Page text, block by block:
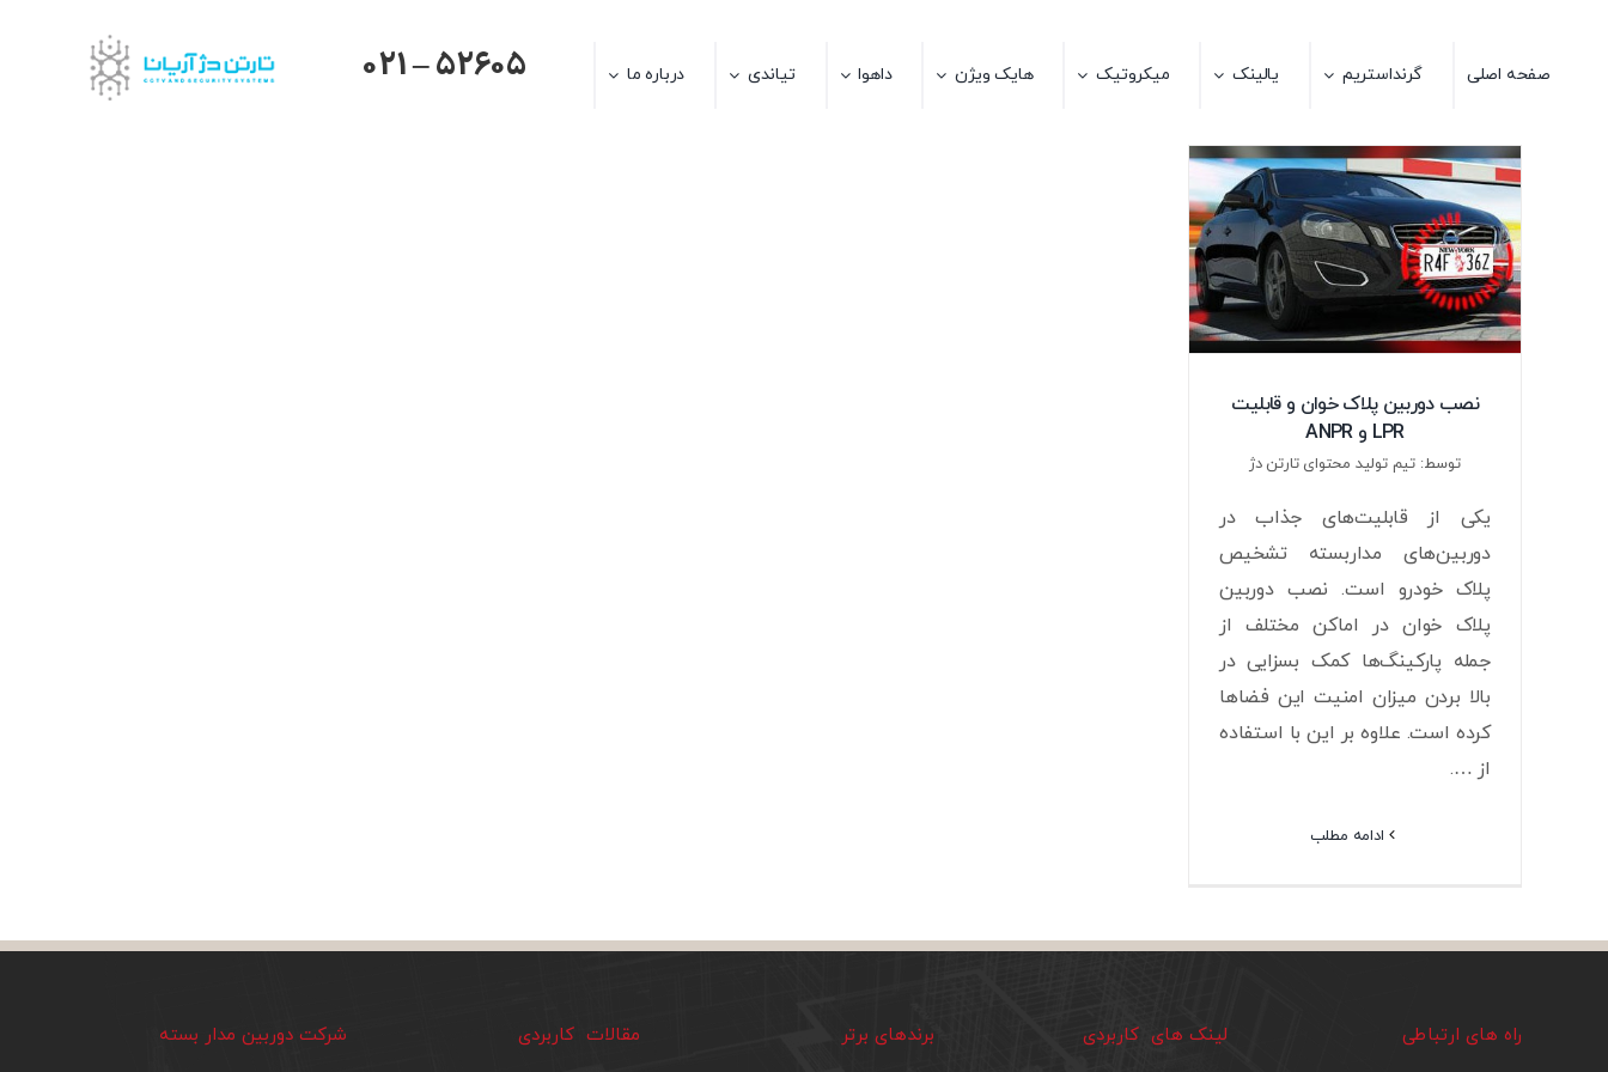
صفحه اصلی گرنداستریم یالینک میکروتیک هایک ویژن داهوا تیاندی درباره ما 021 – 52605
نصب دوربین پلاک خوان و قابلیت
LPR و ANPR
توسط: تیم تولید محتوای تارتن دژ
یکی از قابلیت‌های جذاب در
دوربین‌های مداربسته تشخیص
پلاک خودرو است. نصب دوربین
پلاک خوان در اماکن مختلف از
جمله پارکینگ‌ها کمک بسزایی در
بالا بردن میزان امنیت این فضاها
کرده است. علاوه بر این با استفاده
از ….
ادامه مطلب
راه های ارتباطی لینک های کاربردی برندهای برتر مقالات کاربردی شرکت دوربین مدار بسته